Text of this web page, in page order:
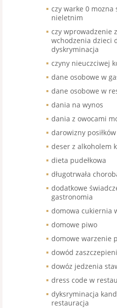
czy warke 0 mozna
nieletnim
czy wprowadzenie
wchodzenia dzieci
dyskryminacja
czyny nieuczciwej
dane osobowe w
dane osobowe w
dania na wynos
dania z owocami
darowizny
deser z alkoholem
dieta pudełkowa
długotrwała
dodatkowe
gastronomia
domowa cukiernia
domowe piwo
domowe warzenie
dowód
dowóz jedzenia
dress code w
dyksryminacja
restauracja